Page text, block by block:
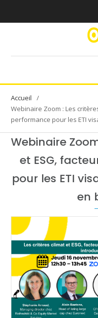
Webinaire Zoom : Les
performance pour les ETI
Webinaire
et ESG,
pour les ETI
en